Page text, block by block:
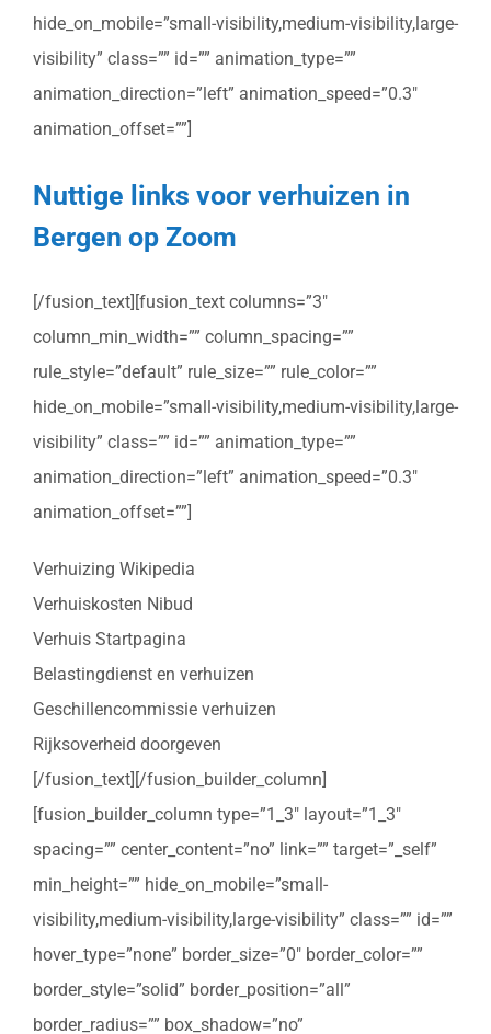
hide_on_mobile=”small-visibility,medium-visibility,large-
visibility” class=”” id=”” animation_type=””
animation_direction=”left” animation_speed=”0.3″
animation_offset=””]
Nuttige links voor verhuizen in
Bergen op Zoom
[/fusion_text][fusion_text columns=”3″
column_min_width=”” column_spacing=””
rule_style=”default” rule_size=”” rule_color=””
hide_on_mobile=”small-visibility,medium-visibility,large-
visibility” class=”” id=”” animation_type=””
animation_direction=”left” animation_speed=”0.3″
animation_offset=””]
Verhuizing Wikipedia
Verhuiskosten Nibud
Verhuis Startpagina
Belastingdienst en verhuizen
Geschillencommissie verhuizen
Rijksoverheid doorgeven
[/fusion_text][/fusion_builder_column]
[fusion_builder_column type=”1_3″ layout=”1_3″
spacing=”” center_content=”no” link=”” target=”_self”
min_height=”” hide_on_mobile=”small-
visibility,medium-visibility,large-visibility” class=”” id=””
hover_type=”none” border_size=”0″ border_color=””
border_style=”solid” border_position=”all”
border_radius=”” box_shadow=”no”